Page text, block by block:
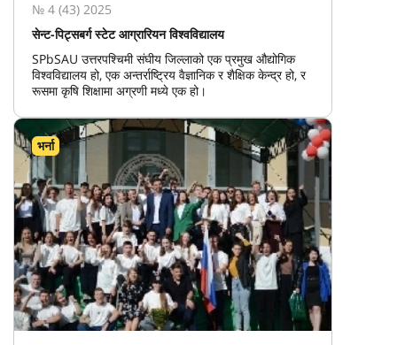
№ 4 (43) 2025
सेन्ट-पिट्सबर्ग स्टेट आग्रारियन विश्वविद्यालय
SPbSAU उत्तरपश्चिमी संघीय जिल्लाको एक प्रमुख औद्योगिक
विश्वविद्यालय हो, एक अन्तर्राष्ट्रिय वैज्ञानिक र शैक्षिक केन्द्र हो, र
रूसमा कृषि शिक्षामा अग्रणी मध्ये एक हो।
भर्ना